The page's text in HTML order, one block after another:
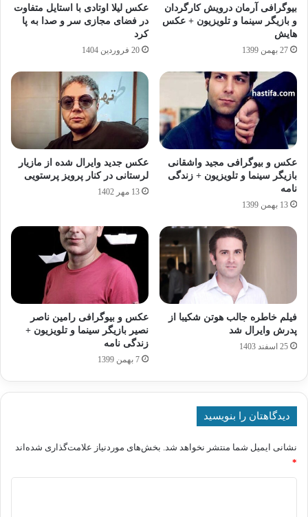
بیوگرافی آرمان درویش کارگردان
و بازیگر سینما و تلویزیون + عکس
هایش
27 بهمن 1399
عکس لیلا اوتادی با استایل متفاوت
در فضای مجازی سر و صدا به پا
کرد
20 فروردین 1404
عکس و بیوگرافی مجید واشقانی
بازیگر سینما و تلویزیون + زندگی
نامه
13 بهمن 1399
عکس جدید وایرال شده از مازیار
لرستانی در کنار پرویز پرستویی
13 مهر 1402
فیلم خاطره جالب هوتن شکیبا از
پدرش وایرال شد
25 اسفند 1403
عکس و بیوگرافی رامین ناصر
نصیر بازیگر سینما و تلویزیون +
زندگی نامه
7 بهمن 1399
دیدگاهتان را بنویسید
نشانی ایمیل شما منتشر نخواهد شد. بخش‌های موردنیاز علامت‌گذاری شده‌اند
*